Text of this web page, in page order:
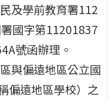
及學前教育署112
國字第11201837
號函辦理。
與偏遠地區公立國
偏遠地區學校）之